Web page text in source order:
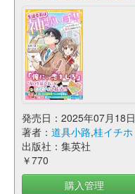
発売日：2025年07月18日
著者： 道具小路,桂イチホ
出版社：集英社
￥770
購入管理